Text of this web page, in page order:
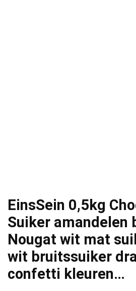
EinsSein 0,5kg
Suiker amandelen
Nougat wit mat
wit bruitssuiker
confetti kleuren…